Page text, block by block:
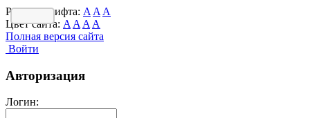
Размер шрифта: A A A
Цвет сайта: A A A A
Полная версия сайта
Войти
Авторизация
Логин: